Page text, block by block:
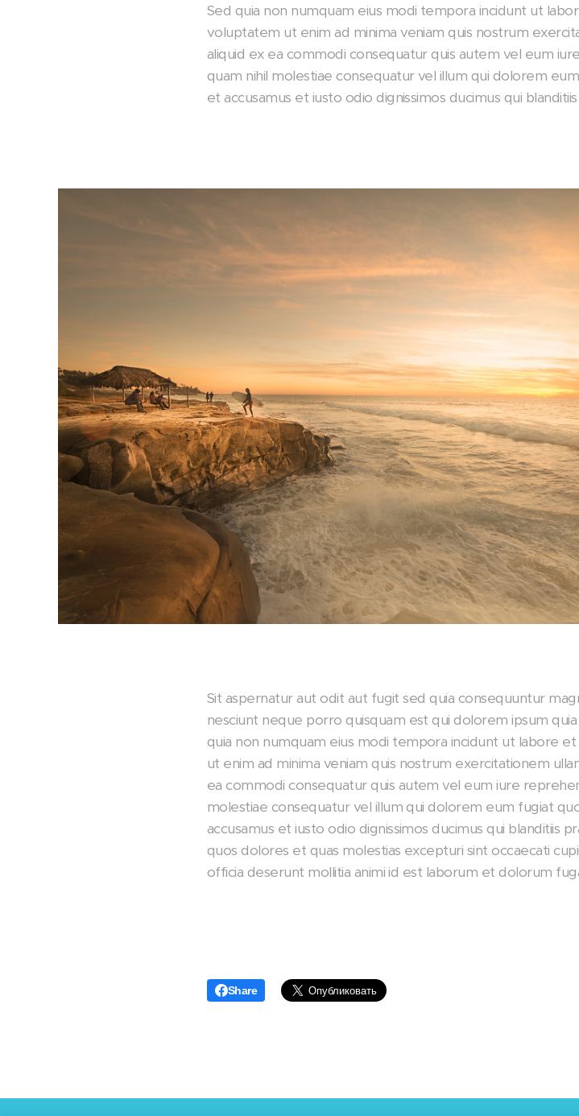
Sed quia non numquam eius modi tempora incidunt ut
voluptatem ut enim ad minima veniam quis nostrum
aliquid ex ea commodi consequatur quis autem vel eum
quam nihil molestiae consequatur vel illum qui dolorem
et accusamus et iusto odio dignissimos ducimus qui blanditiis.
Sit aspernatur aut odit aut fugit sed quia consequuntur
nesciunt neque porro quisquam est qui dolorem ipsum
quia non numquam eius modi tempora incidunt ut labore
ut enim ad minima veniam quis nostrum exercitationem
ea commodi consequatur quis autem vel eum iure
molestiae consequatur vel illum qui dolorem eum fugiat
accusamus et iusto odio dignissimos ducimus qui
quos dolores et quas molestias excepturi sint occaecati
officia deserunt mollitia animi id est laborum et dolorum
Share